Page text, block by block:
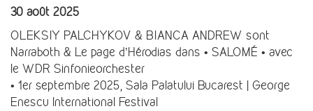
30 août 2025
OLEKSIY PALCHYKOV & BIANCA ANDREW sont
Narraboth & Le page d’Hérodias dans • SALOMÉ • avec
le WDR Sinfonieorchester
• 1er septembre 2025, Sala Palatului Bucarest | George
Enescu International Festival